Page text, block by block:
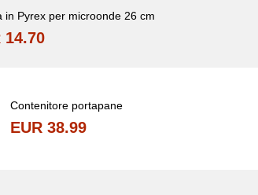
in Pyrex per microonde 26 cm
14.70
Contenitore portapane
EUR 38.99